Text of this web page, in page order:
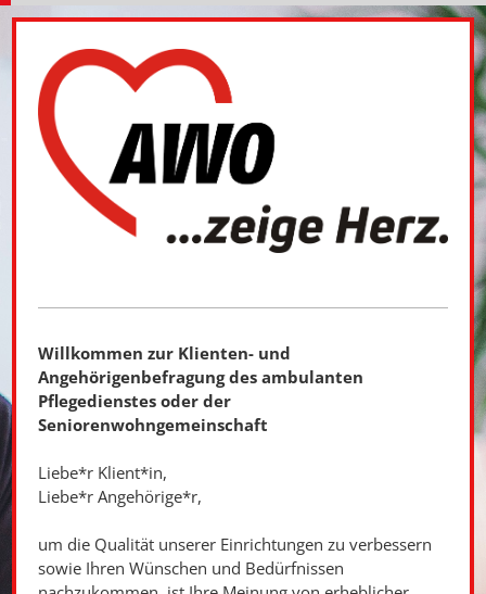
Willkommen zur Klienten- und
Angehörigenbefragung des ambulanten
Pflegedienstes oder der
Seniorenwohngemeinschaft
Liebe*r Klient*in,
Liebe*r Angehörige*r,
um die Qualität unserer Einrichtungen zu verbessern
sowie Ihren Wünschen und Bedürfnissen